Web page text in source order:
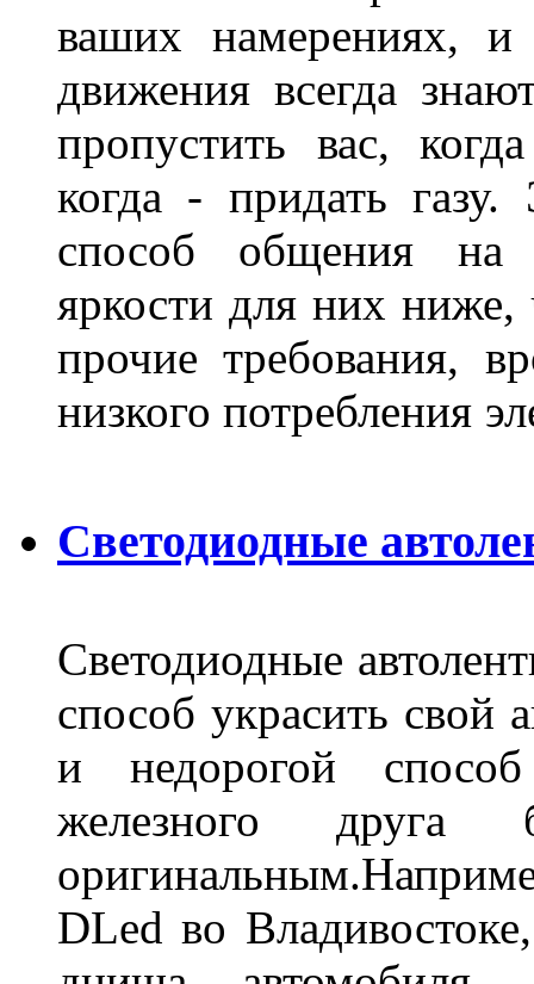
ваших намерениях, и
движения всегда
пропустить вас,
когда - придать
способ общения на
яркости для них ниже,
прочие требования,
низкого потребления
Светодиодные
Светодиодные
способ украсить свой
и недорогой
железного друга
DLed во